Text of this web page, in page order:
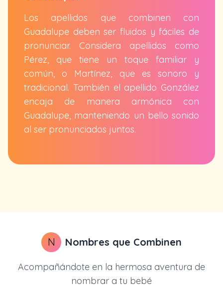
Los apellidos que combinen con
Guadalupe deben ser fluidos y fáciles de
pronunciar. Considera apellidos como
Pérez, que tiene un toque familiar y
común, o Martínez, que es sonoro y
tradicional. También el apellido González
encaja de manera armónica con
Guadalupe, manteniendo un bello sonido
al ser pronunciados juntos.
N Nombres que Combinen
Acompañándote en la hermosa aventura de
nombrar a tu bebé